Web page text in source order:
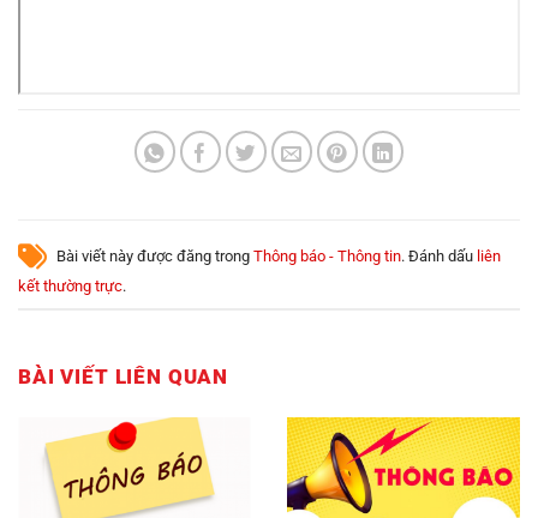
Bài viết này được đăng trong Thông báo - Thông tin. Đánh dấu liên
kết thường trực.
BÀI VIẾT LIÊN QUAN